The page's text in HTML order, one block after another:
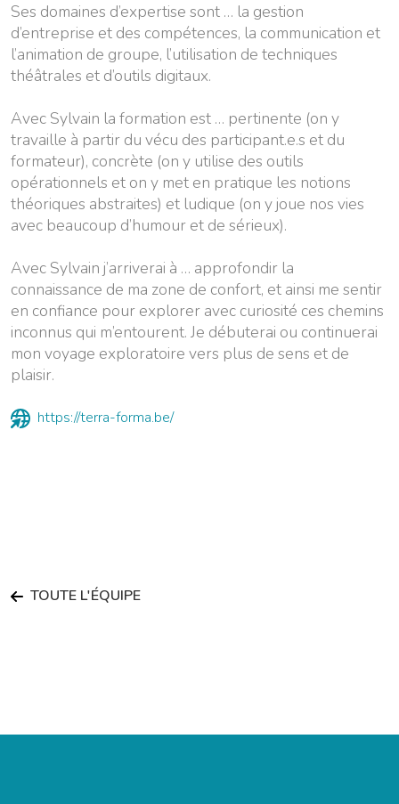
Ses domaines d’expertise sont … la gestion
d’entreprise et des compétences, la communication et
l’animation de groupe, l’utilisation de techniques
théâtrales et d’outils digitaux.
Avec Sylvain la formation est … pertinente (on y
travaille à partir du vécu des participant.e.s et du
formateur), concrète (on y utilise des outils
opérationnels et on y met en pratique les notions
théoriques abstraites) et ludique (on y joue nos vies
avec beaucoup d’humour et de sérieux).
Avec Sylvain j’arriverai à … approfondir la
connaissance de ma zone de confort, et ainsi me sentir
en confiance pour explorer avec curiosité ces chemins
inconnus qui m’entourent. Je débuterai ou continuerai
mon voyage exploratoire vers plus de sens et de
plaisir.
https://terra-forma.be/
TOUTE L'ÉQUIPE